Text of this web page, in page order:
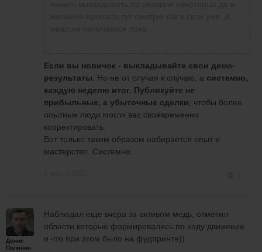
Если вы новичок - выкладывайте свои демо-
результаты. Но не от случая к случаю, а системно,
каждую неделю итог. Публикуйте не
прибыльные, а убыточные сделки , чтобы более
опытные люди могли вас своевременно
корректировать.
Вот только таким образом набирается опыт и
мастерство. Системно.
Денис
Полянин
Наблюдал еще вчера за активом медь, отметил
области которые формировались по ходу движение
и что при этом было на фудпринте))